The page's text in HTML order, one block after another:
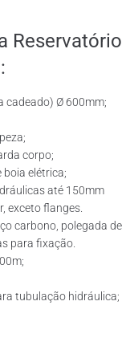
Reservatório
cadeado) Ø 600mm;
corpo;
boia elétrica;
até 150mm
exceto flanges.
carbono, polegada de
para fixação.
tubulação hidráulica;